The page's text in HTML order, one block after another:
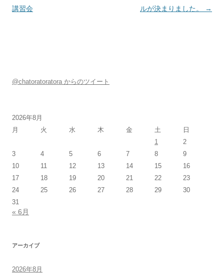
講習会
ルが決まりました。
→
@chatoratoratora からのツイート
2026年8月
月
火 水 木 金 土
日
1
2
3
4 5 6 7 8
9
10
11 12 13 14 15
16
17
18 19 20 21 22
23
24
25 26 27 28 29
30
31
« 6月
アーカイブ
2026年8月